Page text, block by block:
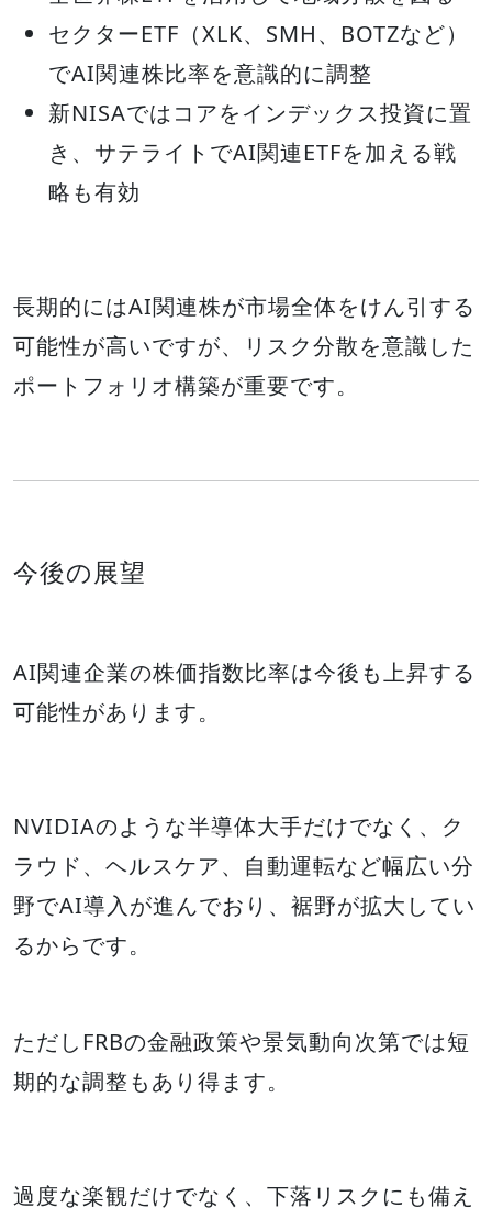
セクターETF（XLK、SMH、BOTZなど）
でAI関連株比率を意識的に調整
新NISAではコアをインデックス投資に置
き、サテライトでAI関連ETFを加える戦
略も有効
長期的にはAI関連株が市場全体をけん引する
可能性が高いですが、リスク分散を意識した
ポートフォリオ構築が重要です。
今後の展望
AI関連企業の株価指数比率は今後も上昇する
可能性があります。
NVIDIAのような半導体大手だけでなく、ク
ラウド、ヘルスケア、自動運転など幅広い分
野でAI導入が進んでおり、裾野が拡大してい
るからです。
ただしFRBの金融政策や景気動向次第では短
期的な調整もあり得ます。
過度な楽観だけでなく、下落リスクにも備え